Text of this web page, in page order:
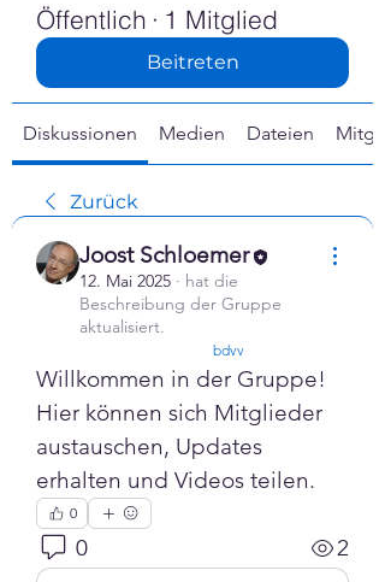
Öffentlich · 1 Mitglied
Beitreten
Diskussionen Medien Dateien
Zurück
Joost Schloemer
12. Mai 2025 · hat die
Beschreibung der Gruppe
aktualisiert.
bdvv
Willkommen in der Gruppe!
Hier können sich Mitglieder
austauschen, Updates
erhalten und Videos teilen.
0
0 2